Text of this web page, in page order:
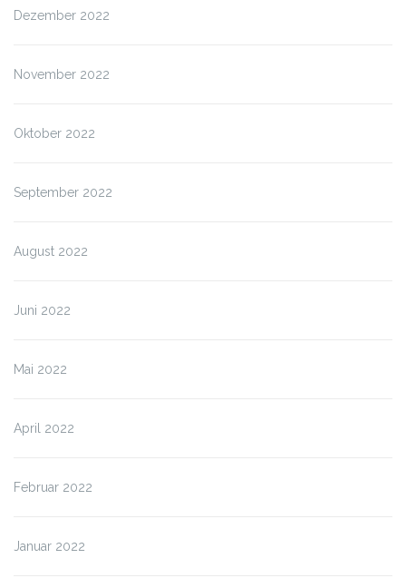
Dezember 2022
November 2022
Oktober 2022
September 2022
August 2022
Juni 2022
Mai 2022
April 2022
Februar 2022
Januar 2022